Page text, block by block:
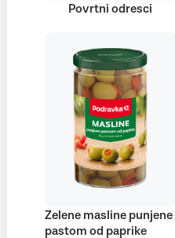
Povrtni odresci
Zelene masline punjene
pastom od paprike